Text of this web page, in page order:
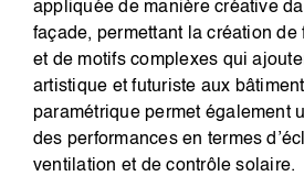
appliquée de manière créative
façade, permettant la création de
et de motifs complexes qui
artistique et futuriste aux
paramétrique permet également
des performances en termes
ventilation et de contrôle solaire.